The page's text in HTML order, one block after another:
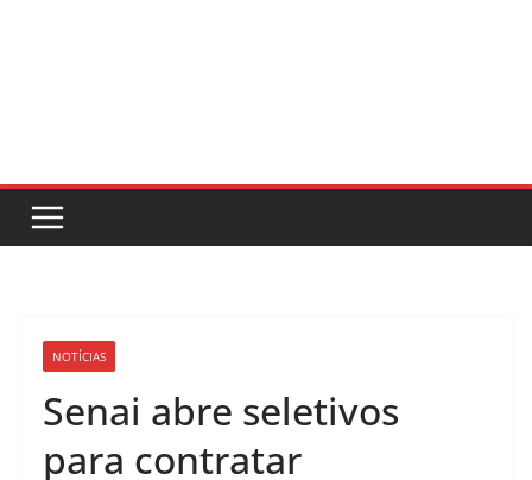
NOTÍCIAS
Senai abre seletivos
para contratar